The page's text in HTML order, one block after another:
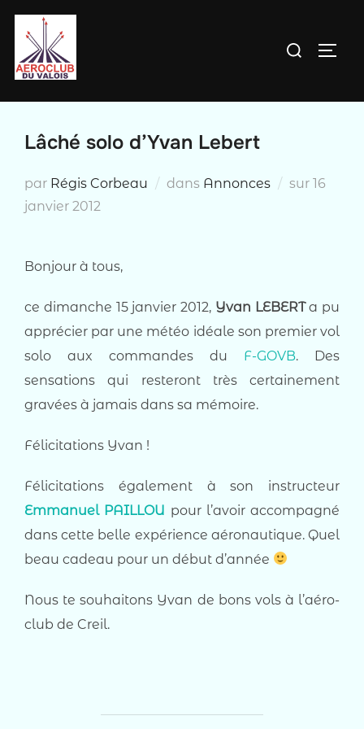
contenu
Rechercher :
Lâché solo d’Yvan Lebert
par Régis Corbeau dans Annonces sur Publié
16
janvier 2012
Bonjour à tous,
ce dimanche 15 janvier 2012, Yvan LEBERTa pu
apprécier par une météo idéale son premier vol
solo aux commandes du F-GOVB. Des
sensations qui resteront très certainement
gravées à jamais dans sa mémoire.
Félicitations Yvan !
Félicitations également à son instructeur
Emmanuel PAILLOU pour l’avoir accompagné
dans cette belle expérience aéronautique. Quel
beau cadeau pour un début d’année
Nous te souhaitons Yvan de bons vols à l’aéro-
club de Creil.